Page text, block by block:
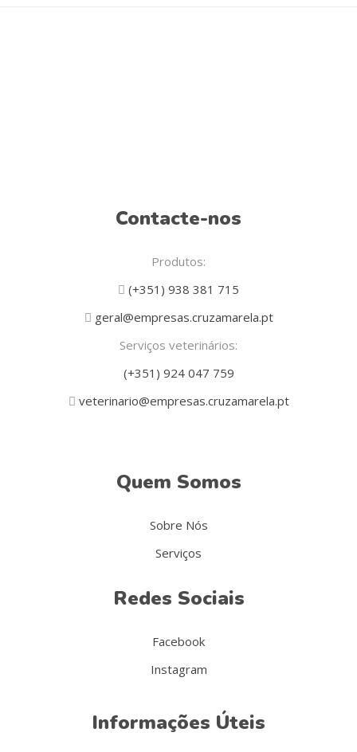
Contacte-nos
Produtos:
(+351) 938 381 715
geral@empresas.cruzamarela.pt
Serviços veterinários:
(+351) 924 047 759
veterinario@empresas.cruzamarela.pt
Quem Somos
Sobre Nós
Serviços
Redes Sociais
Facebook
Instagram
Informações Úteis